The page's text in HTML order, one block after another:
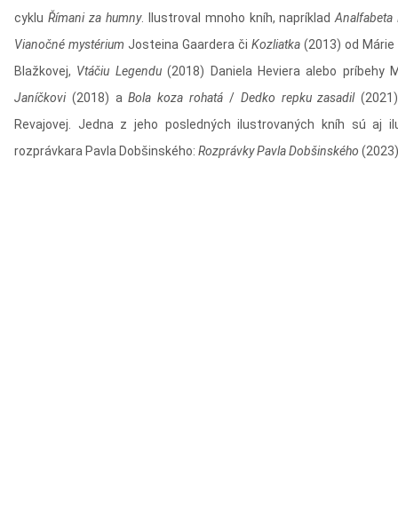
cyklu Římani za humny. Ilustroval mnoho kníh, napríkladAnalfabeta
Vianočné mystérium Josteina Gaardera či Kozliatka (2013) od
Blažkovej, Vtáčiu Legendu(2018) Daniela Heviera alebo príbehy
Janíčkovi(2018) aBola koza rohatá / Dedko repku zasadil
Revajovej. Jedna z jeho posledných ilustrovaných kníh sú aj
rozprávkara Pavla Dobšinského: Rozprávky Pavla Dobšinského